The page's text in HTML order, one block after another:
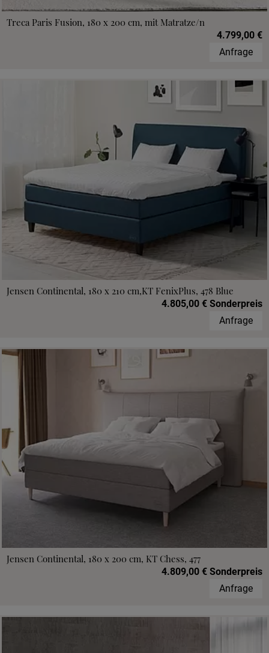
Treca Paris Fusion, 180 x 200 cm, mit Matratze/n
4.799,00 €
Anfrage
Jensen Continental, 180 x 210 cm,KT FenixPlus, 478 Blue
4.805,00 € Sonderpreis
Anfrage
Jensen Continental, 180 x 200 cm, KT Chess, 477
4.809,00 € Sonderpreis
Anfrage